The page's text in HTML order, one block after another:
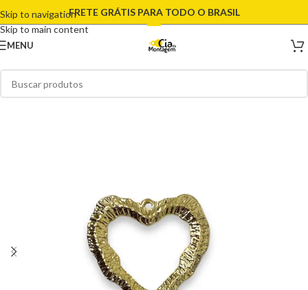
Skip to navigation
Skip to main content
FRETE GRÁTIS PARA TODO O BRASIL
MENU